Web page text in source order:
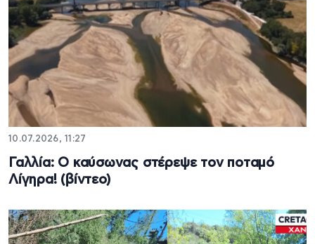
10.07.2026, 11:27
Γαλλία: Ο καύσωνας στέρεψε τον ποταμό
Λίγηρα! (βίντεο)